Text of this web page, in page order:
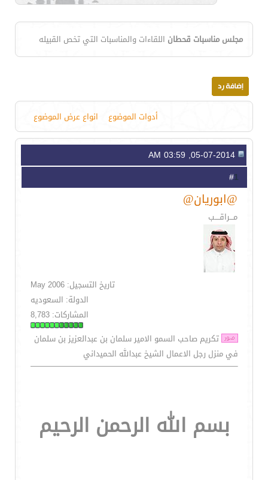
مجلس مناسبات قحطان اللقاءات والمناسبات التي تخص القبيله
أدوات الموضوع انواع عرض الموضوع
1
@ابوريان@
مـــراقــــب
تاريخ التسجيل: May 2006
الدولة: السعوديه
المشاركات: 8,783
تكريم صاحب السمو الامير سلمان بن عبدالعزيز بن سلمان
في منزل رجل الاعمال الشيخ عبدالله الحميداني
بسم الله الرحمن الرحيم